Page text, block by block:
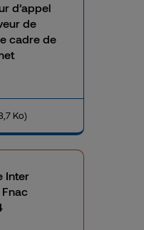
d’appel
de
cadre de
Ko)
Inter
Fnac